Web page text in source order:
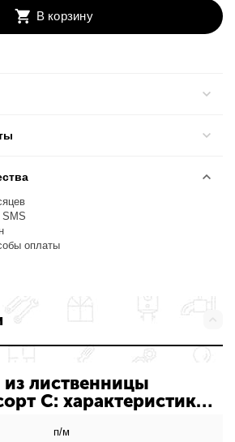
В корзину
оплаты
лиственницы
C: характеристики
п/м